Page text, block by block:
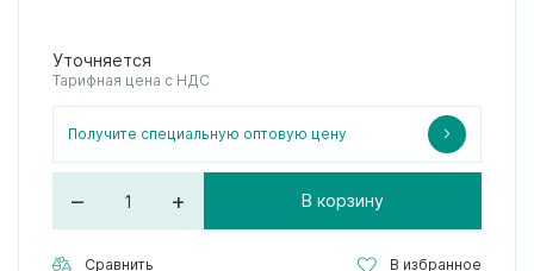
Уточняется
Тарифная цена с НДС
Получите специальную оптовую цену
– + В корзину
Сравнить В избранное